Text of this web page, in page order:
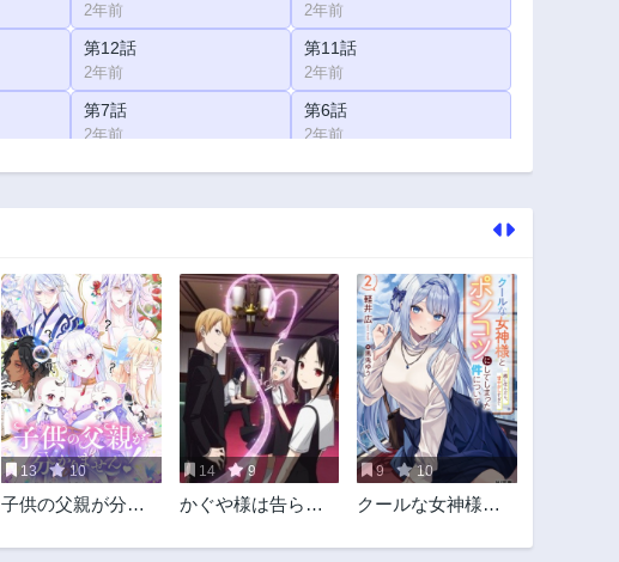
2年前 2年前
第12話
2年前
第11話
2年前
第7話
2年前
第6話
2年前
第2話 第1話
13 10
子供の父親が分か
14 9
かぐや様は告らせ
恋愛頭脳戦～
9 10
クールな女神様と
甘やかしすぎてポ